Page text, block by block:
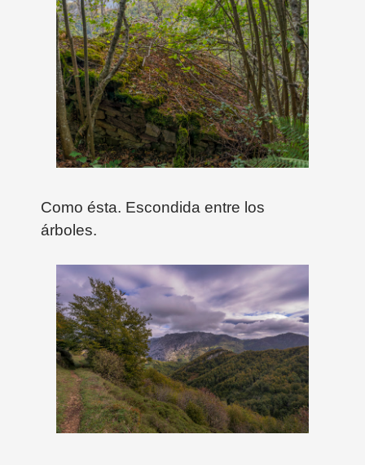
Como ésta. Escondida entre los
árboles.